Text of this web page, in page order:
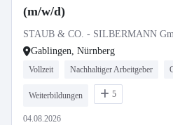
(m/w/d)
STAUB & CO. - SILBERMANN
Gablingen, Nürnberg
Vollzeit Nachhaltiger Arbeitgeber
Weiterbildungen 5
04.08.2026